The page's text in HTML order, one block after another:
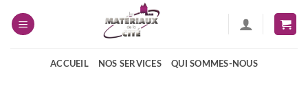
ACCUEIL NOS SERVICES QUI SOMMES-NOUS